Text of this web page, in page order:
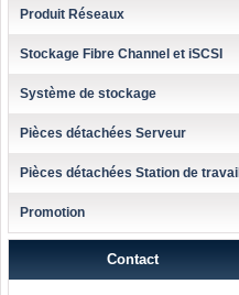
Produit Réseaux
Stockage Fibre Channel et iSCSI
Système de stockage
Pièces détachées Serveur
Pièces détachées Station de travail
Promotion
Contact